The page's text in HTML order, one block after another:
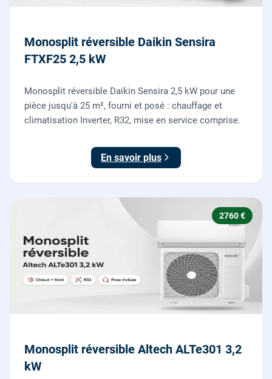
Monosplit réversible Daikin Sensira
FTXF25 2,5 kW
Monosplit réversible Daikin Sensira 2,5 kW pour une
pièce jusqu'à 25 m², fourni et posé : chauffage et
climatisation Inverter, R32, mise en service comprise.
En savoir plus
2760 €
Monosplit réversible Altech ALTe301 3,2
kW